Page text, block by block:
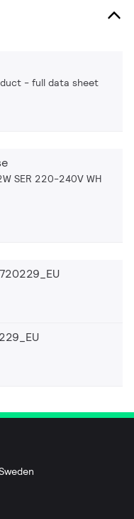
- full data sheet
SER 220-240V WH